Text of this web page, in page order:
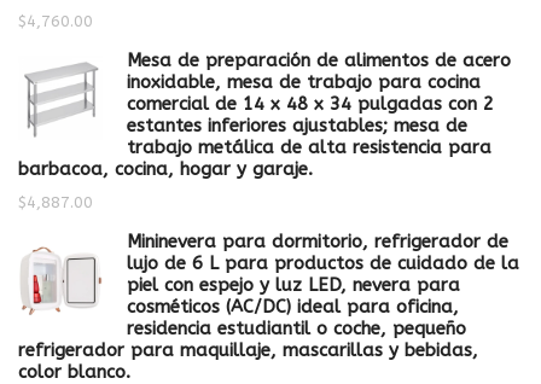
$4,760.00
Mesa de preparación de alimentos de acero
inoxidable, mesa de trabajo para cocina
comercial de 14 x 48 x 34 pulgadas con 2
estantes inferiores ajustables; mesa de
trabajo metálica de alta resistencia para
barbacoa, cocina, hogar y garaje.
$4,887.00
Mininevera para dormitorio, refrigerador de
lujo de 6 L para productos de cuidado de la
piel con espejo y luz LED, nevera para
cosméticos (AC/DC) ideal para oficina,
residencia estudiantil o coche, pequeño
refrigerador para maquillaje, mascarillas y bebidas,
color blanco.